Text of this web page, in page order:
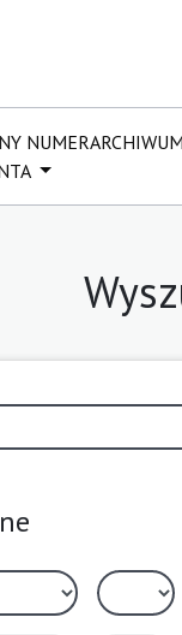
NUMERARCHIWUM